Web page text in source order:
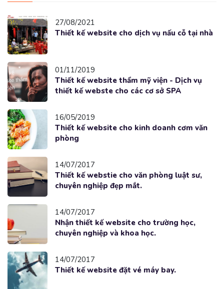
27/08/2021
Thiết kế website cho dịch vụ nấu cỗ tại nhà
01/11/2019
Thiết kế website thẩm mỹ viện - Dịch vụ
thiết kế webste cho các cơ sở SPA
16/05/2019
Thiết kế website cho kinh doanh cơm văn
phòng
14/07/2017
Thiết kế webstie cho văn phòng luật sư,
chuyên nghiệp đẹp mắt.
14/07/2017
Nhận thiết kế website cho trường học,
chuyên nghiệp và khoa học.
14/07/2017
Thiết kế website đặt vé máy bay.